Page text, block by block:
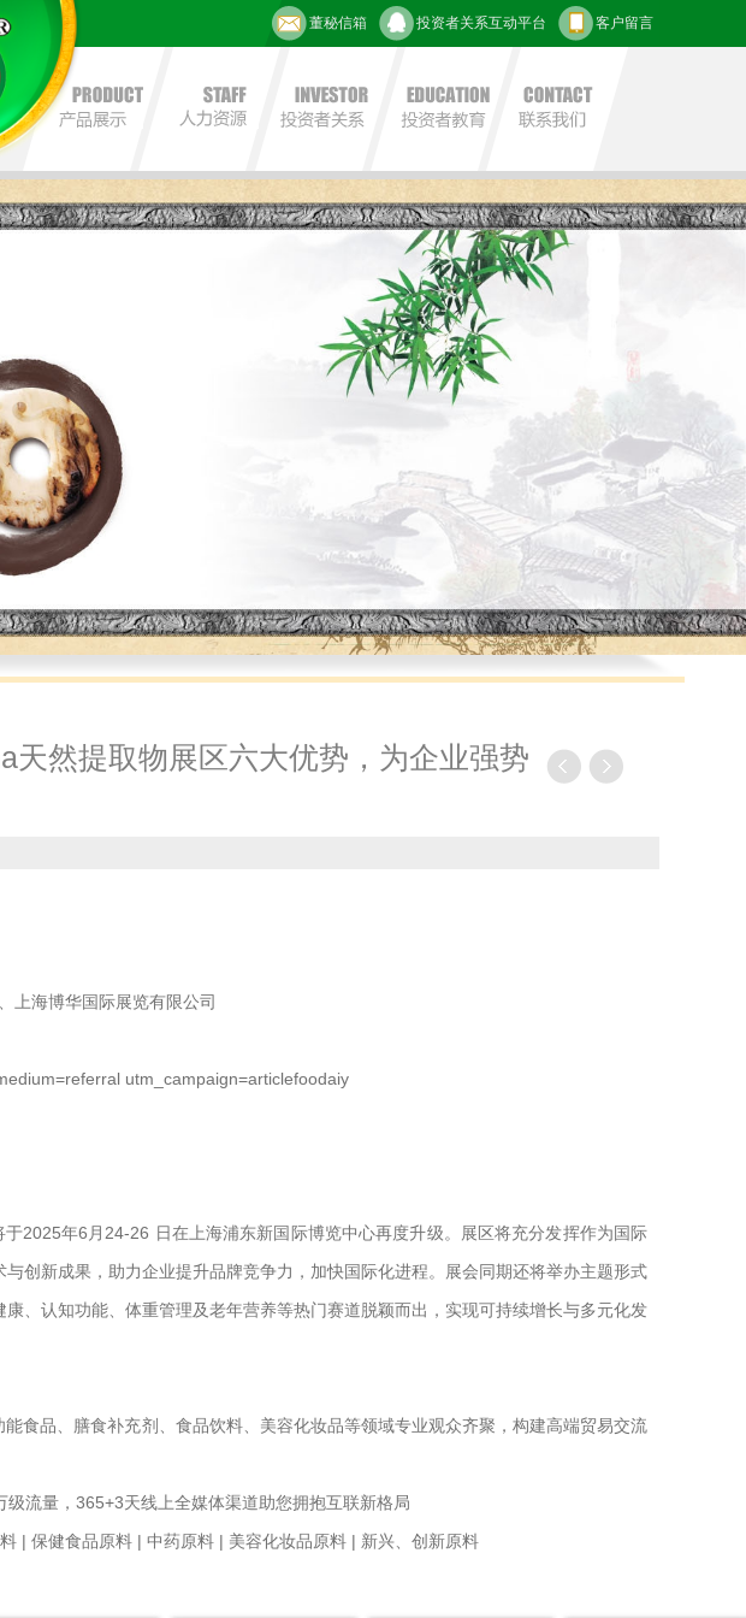
董秘信箱 投资者关系互动平台 客户留言
天然提取物展区六大优势，为企业强势
上海博华国际展览有限公司
utm_campaign=articlefoodaiy
2025年6月24-26 日在上海浦东新国际博览中心再度升级。展区将充分发挥作为国际
创新成果，助力企业提升品牌竞争力，加快国际化进程。展会同期还将举办主题形式
、认知功能、体重管理及老年营养等热门赛道脱颖而出，实现可持续增长与多元化发
食品、膳食补充剂、食品饮料、美容化妆品等领域专业观众齐聚，构建高端贸易交流
级流量，365+3天线上全媒体渠道助您拥抱互联新格局
| 保健食品原料 | 中药原料 | 美容化妆品原料 | 新兴、创新原料